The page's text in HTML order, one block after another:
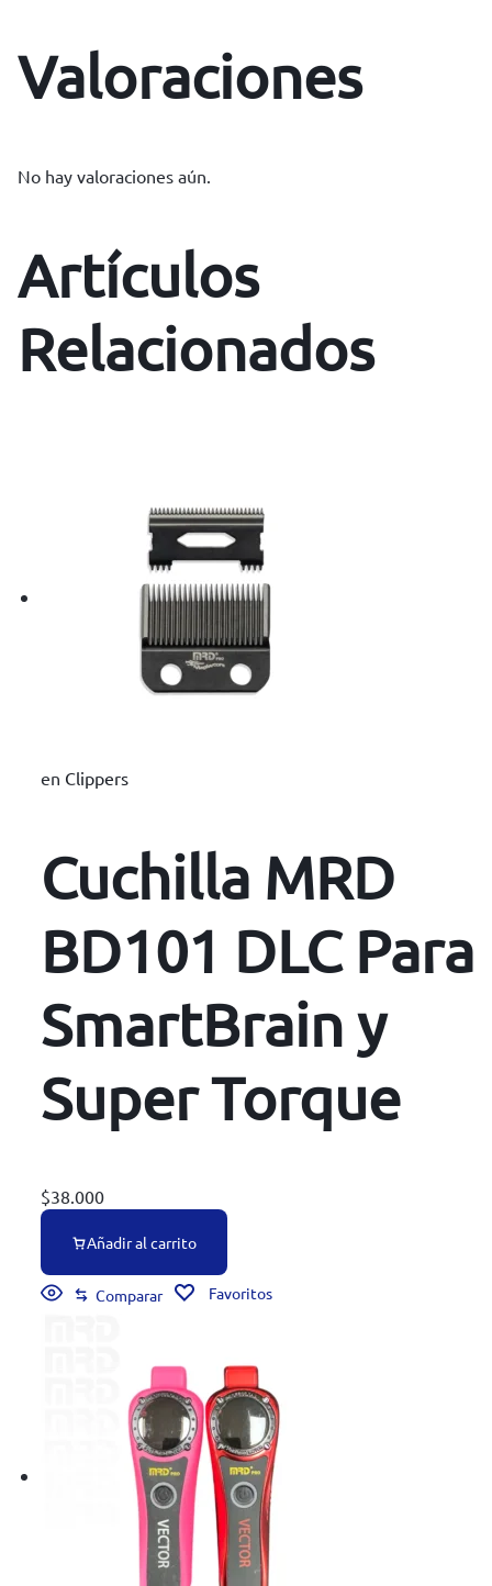
Valoraciones
No hay valoraciones aún.
Artículos
Relacionados
en Clippers
Cuchilla MRD
BD101 DLC Para
SmartBrain y
Super Torque
$38.000
Añadir al carrito
Comparar Favoritos